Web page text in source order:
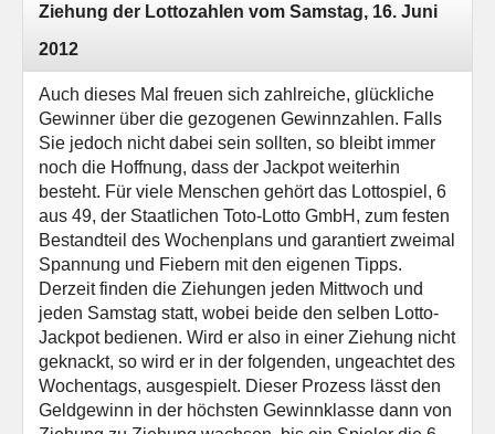
Ziehung der Lottozahlen vom Samstag, 16. Juni
2012
Auch dieses Mal freuen sich zahlreiche, glückliche
Gewinner über die gezogenen Gewinnzahlen. Falls
Sie jedoch nicht dabei sein sollten, so bleibt immer
noch die Hoffnung, dass der Jackpot weiterhin
besteht. Für viele Menschen gehört das Lottospiel, 6
aus 49, der Staatlichen Toto-Lotto GmbH, zum festen
Bestandteil des Wochenplans und garantiert zweimal
Spannung und Fiebern mit den eigenen Tipps.
Derzeit finden die Ziehungen jeden Mittwoch und
jeden Samstag statt, wobei beide den selben Lotto-
Jackpot bedienen. Wird er also in einer Ziehung nicht
geknackt, so wird er in der folgenden, ungeachtet des
Wochentags, ausgespielt. Dieser Prozess lässt den
Geldgewinn in der höchsten Gewinnklasse dann von